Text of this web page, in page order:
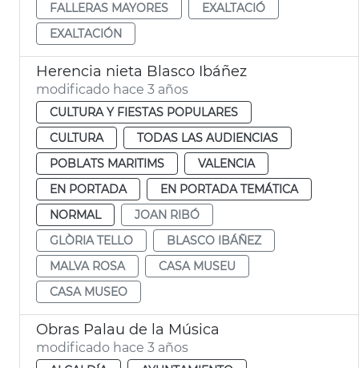
FALLERAS MAYORES
EXALTACIÓ
EXALTACIÓN
Herencia nieta Blasco Ibáñez
modificado hace 3 años
CULTURA Y FIESTAS POPULARES
CULTURA
TODAS LAS AUDIENCIAS
POBLATS MARITIMS
VALENCIA
EN PORTADA
EN PORTADA TEMÁTICA
NORMAL
JOAN RIBÓ
GLÒRIA TELLO
BLASCO IBÁÑEZ
MALVA ROSA
CASA MUSEU
CASA MUSEO
Obras Palau de la Música
modificado hace 3 años